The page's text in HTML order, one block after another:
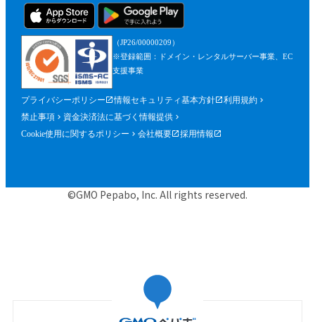
（JP26/00000209）
※登録範囲：ドメイン・レンタルサーバー事業、EC
支援事業
プライバシーポリシー 情報セキュリティ基本方針
利用規約
禁止事項
資金決済法に基づく情報提供
Cookie使用に関するポリシー
会社概要 採用情報
©GMO Pepabo, Inc. All rights reserved.